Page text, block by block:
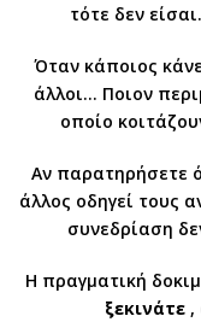
τότε δεν
Όταν κάποιος
άλλοι… Ποιον
οποίο
Αν παρατηρήσετε
άλλος οδηγεί τους
συνεδρίαση
Η πραγματική
ξεκινάτε,